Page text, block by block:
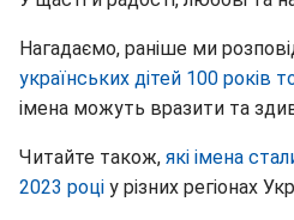
Нагадаємо, раніше ми
українських дітей 100 років
імена можуть вразити та
Читайте також, які імена
2023 році у різних регіонах